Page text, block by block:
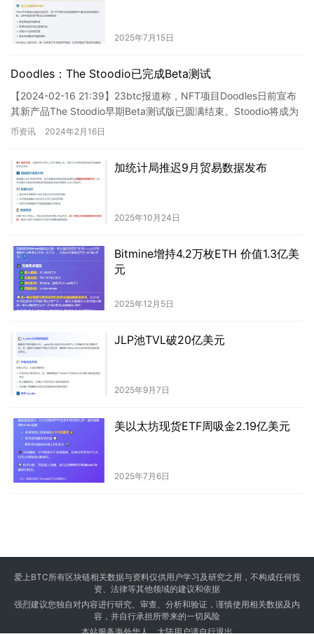
2025年7月15日
Doodles：The Stoodio已完成Beta测试
【2024-02-16 21:39】23btc报道称，NFT项目Doodles日前宣布
其新产品The Stoodio早期Beta测试版已圆满结束。Stoodio将成为
Doodles…
币资讯 2024年2月16日
加统计局推迟9月贸易数据发布
2025年10月24日
Bitmine增持4.2万枚ETH 价值1.3亿美
元
2025年12月5日
JLP池TVL破20亿美元
2025年9月7日
美以太坊现货ETF周吸金2.19亿美元
2025年7月6日
爱上BTC所有区块链相关数据与资料仅供用户学习及研究之用，不构成任何投
资、法律等其他领域的建议和依据
强烈建议您独自对内容进行研究、审查、分析和验证，谨慎使用相关数据及内
容，并自行承担所带来的一切风险
本站服务海外华人，大陆用户请自行退出